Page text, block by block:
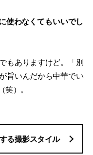
使わなくてもいいでし
もありますけど。「別
旨いんだから中華でい
）。
る撮影スタイル